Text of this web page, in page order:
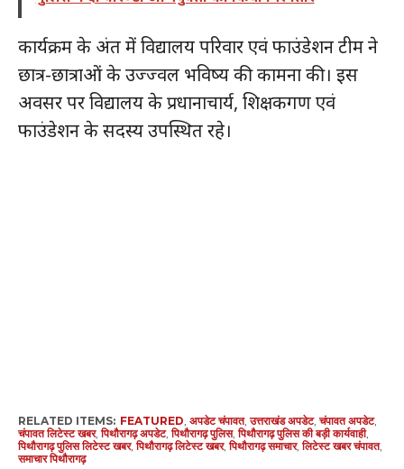
कार्यक्रम के अंत में विद्यालय परिवार एवं फाउंडेशन टीम ने
छात्र-छात्राओं के उज्ज्वल भविष्य की कामना की। इस
अवसर पर विद्यालय के प्रधानाचार्य, शिक्षकगण एवं
फाउंडेशन के सदस्य उपस्थित रहे।
RELATED ITEMS: FEATURED, अपडेट चंपावत,उत्तराखंड अपडेट,चंपावत अपडेट,
चंपावत लिटेस्ट खबर,पिथौरागढ़ अपडेट,पिथौरागढ़ पुलिस,पिथौरागढ़ पुलिस की बड़ी कार्यवाही,
पिथौरागढ़ पुलिस लिटेस्ट खबर,पिथौरागढ़ लिटेस्ट खबर,पिथौरागढ़ समाचार,लिटेस्ट खबर चंपावत,
समाचार पिथौरागढ़